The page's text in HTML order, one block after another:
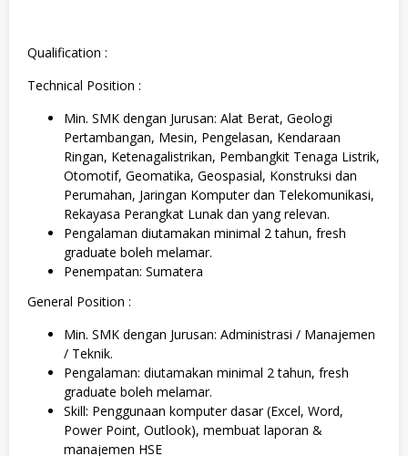
Qualification :
Technical Position :
Min. SMK dengan Jurusan: Alat Berat, Geologi
Pertambangan, Mesin, Pengelasan, Kendaraan
Ringan, Ketenagalistrikan, Pembangkit Tenaga Listrik,
Otomotif, Geomatika, Geospasial, Konstruksi dan
Perumahan, Jaringan Komputer dan Telekomunikasi,
Rekayasa Perangkat Lunak dan yang relevan.
Pengalaman diutamakan minimal 2 tahun, fresh
graduate boleh melamar.
Penempatan: Sumatera
General Position :
Min. SMK dengan Jurusan: Administrasi / Manajemen
/ Teknik.
Pengalaman: diutamakan minimal 2 tahun, fresh
graduate boleh melamar.
Skill: Penggunaan komputer dasar (Excel, Word,
Power Point, Outlook), membuat laporan &
manajemen HSE